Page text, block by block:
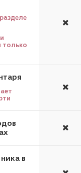
только
в